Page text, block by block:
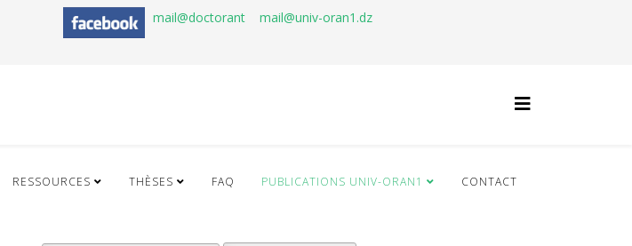
mail@doctorant mail@univ-oran1.dz
RESSOURCES THÈSES FAQ PUBLICATIONS UNIV-ORAN1 CONTACT